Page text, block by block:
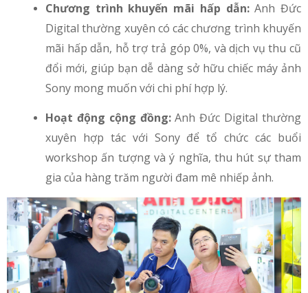
Chương trình khuyến mãi hấp dẫn:Anh Đức
Digital thường xuyên có các chương trình khuyến
mãi hấp dẫn, hỗ trợ trả góp 0%, và dịch vụ thu cũ
đổi mới, giúp bạn dễ dàng sở hữu chiếc máy ảnh
Sony mong muốn với chi phí hợp lý.
Hoạt động cộng đồng:Anh Đức Digital thường
xuyên hợp tác với Sony để tổ chức các buổi
workshop ấn tượng và ý nghĩa, thu hút sự tham
gia của hàng trăm người đam mê nhiếp ảnh.